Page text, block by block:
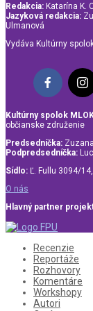
Redakcia: Katarína K.
Jazyková redakcia:
Ulmanová
Vydáva Kultúrny
Kultúrny spolok
občianske združenie
Predsedníčka:
Podpredsedníčka:
Sídlo: Ľ. Fullu 3094/
O nás
Hlavný partner
Recenzie
Reportáže
Rozhovory
Komentáre
Workshopy
Autori